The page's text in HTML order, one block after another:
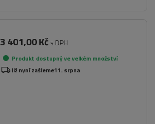
3 401,00 Kč s DPH
Produkt dostupný ve velkém množství
Již nyní zašleme11. srpna